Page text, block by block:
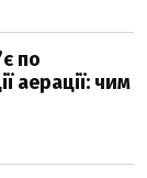
по
аерації: чим